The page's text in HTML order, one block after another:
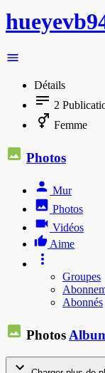
Détails
2
Femme
Photos
Mur
Photos
Vidéos
Aime
Groupes
Abonnés
Photos